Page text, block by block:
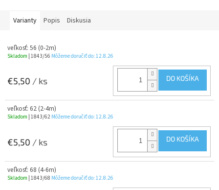
Varianty Popis Diskusia
veľkosť: 56 (0-2m)
Skladom | 1843/56 Môžeme doručiť do: 12.8.26
€5,50 / ks DO KOŠÍKA
veľkosť: 62 (2-4m)
Skladom | 1843/62 Môžeme doručiť do: 12.8.26
€5,50 / ks DO KOŠÍKA
veľkosť: 68 (4-6m)
Skladom | 1843/68 Môžeme doručiť do: 12.8.26